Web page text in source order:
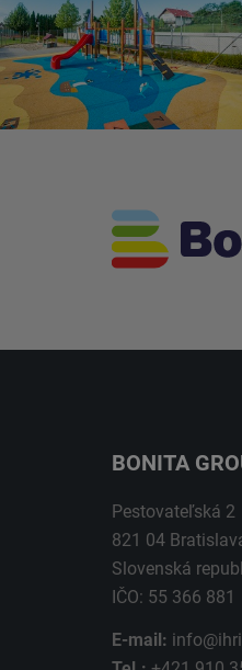
BONITA
Pestovateľská 2
821 04
Slovenská
IČO: 55 366 881
E-mail: